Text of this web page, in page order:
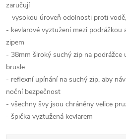
zaručují
vysokou úroveň odolnosti proti
- kevlarové vyztužení mezi podrážkou
zipem
- 38mm široký suchý zip na podrážce
brusle
- reflexní upínání na suchý zip, aby
noční bezpečnost
- všechny švy jsou chráněny velice
- špička vyztužená kevlarem